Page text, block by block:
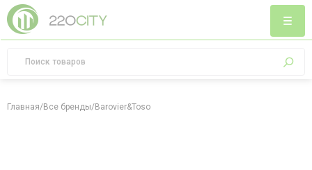
Главная/Все бренды/Barovier&Toso